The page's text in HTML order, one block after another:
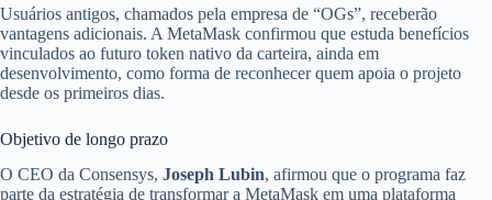
Usuários antigos, chamados pela empresa de “OGs”, receberão
vantagens adicionais. A MetaMask confirmou que estuda benefícios
vinculados ao futuro token nativo da carteira, ainda em
desenvolvimento, como forma de reconhecer quem apoia o projeto
desde os primeiros dias.
Objetivo de longo prazo
O CEO da Consensys, Joseph Lubin, afirmou que o programa faz
parte da estratégia de transformar a MetaMask em uma plataforma